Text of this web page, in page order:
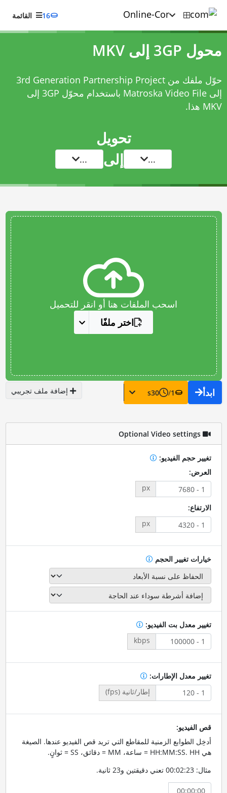
16 القائمة
محول 3GP إلى MKV
حوّل ملفك من 3rd Generation Partnership Project
إلى Matroska Video File باستخدام
محوّل 3GP إلى
MKVهذا.
تحويل
... إلى ...
اسحب الملفات هنا أو انقر للتحميل
اختر ملفًا
ابدأ 1
/
30
s إضافة ملف تجريبي
Optional Video settings
تغيير حجم الفيديو:
العرض:
px
الارتفاع:
px
خيارات تغيير الحجم
تغيير معدل بت الفيديو:
kbps
تغيير معدل الإطارات:
إطار/ثانية (fps)
قص الفيديو:
أدخِل الطوابع الزمنية للمقاطع التي تريد قص الفيديو عندها. الصيغة
هي HH:MM:SS. HH = ساعة، MM = دقائق، SS = ثوانٍ.
مثال: 00:02:23 تعني دقيقتين و23 ثانية.